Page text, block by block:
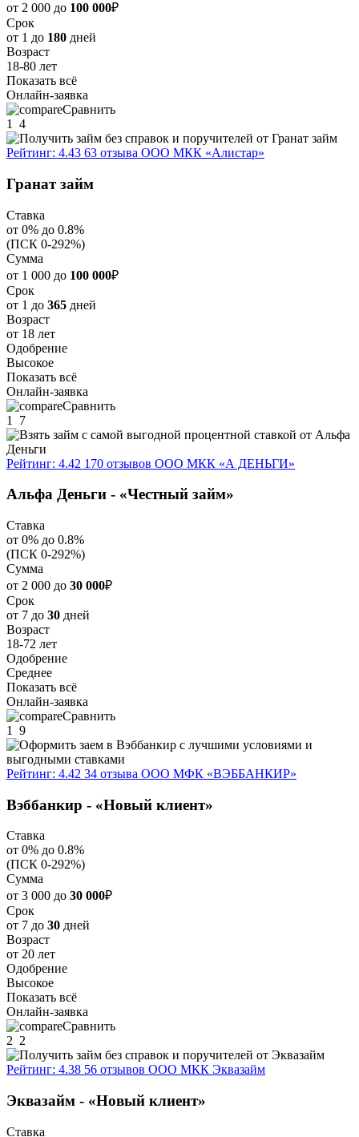
от 2 000 до 100 000₽
Срок
от 1 до 180 дней
Возраст
18-80 лет
Показать всё
Онлайн-заявка
Сравнить
1
4
Рейтинг: 4.43 63 отзыва ООО МКК «Алистар»
Гранат займ
Ставка
от 0% до 0.8%
(ПСК 0-292%)
Сумма
от 1 000 до 100 000₽
Срок
от 1 до 365 дней
Возраст
от 18 лет
Одобрение
Высокое
Показать всё
Онлайн-заявка
Сравнить
1
7
Рейтинг: 4.42 170 отзывов ООО МКК «А ДЕНЬГИ»
Альфа Деньги - «Честный займ»
Ставка
от 0% до 0.8%
(ПСК 0-292%)
Сумма
от 2 000 до 30 000₽
Срок
от 7 до 30 дней
Возраст
18-72 лет
Одобрение
Среднее
Показать всё
Онлайн-заявка
Сравнить
1
9
Рейтинг: 4.42 34 отзыва ООО МФК «ВЭББАНКИР»
Вэббанкир - «Новый клиент»
Ставка
от 0% до 0.8%
(ПСК 0-292%)
Сумма
от 3 000 до 30 000₽
Срок
от 7 до 30 дней
Возраст
от 20 лет
Одобрение
Высокое
Показать всё
Онлайн-заявка
Сравнить
2 2
Рейтинг: 4.38 56 отзывов ООО МКК Эквазайм
Эквазайм - «Новый клиент»
Ставка